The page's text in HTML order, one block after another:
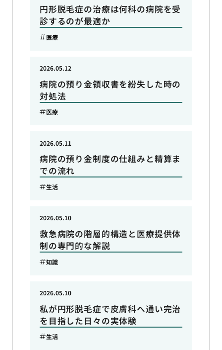
円形脱毛症の治療は何科の病院を受
診するのが最適か
医療
病院の預り金領収書を紛失した時の
対処法
2026.05.12
医療
病院の預り金制度の仕組みと精算ま
での流れ
2026.05.11
生活
救急病院の階層的構造と医療提供体
制の専門的な解説
2026.05.10
知識
私が円形脱毛症で皮膚科へ通い完治
を目指した日々の実体験
2026.05.10
生活